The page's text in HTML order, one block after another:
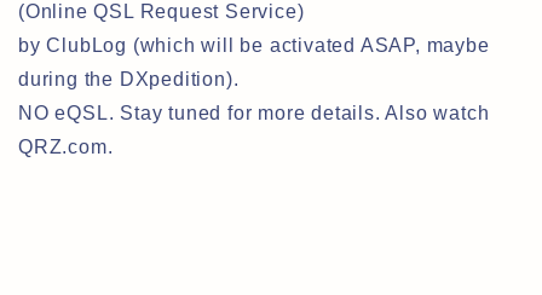
(Online QSL Request Service)
by ClubLog (which will be activated ASAP, maybe
during the DXpedition).
NO eQSL. Stay tuned for more details. Also watch
QRZ.com.